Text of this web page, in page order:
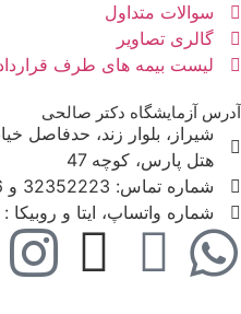
سوالات متداول
گالری تصاویر
لیست بیمه های طرف
آدرس آزمایشگاه دکتر صالحی
شیراز، بلوار زند، حدفاصل
هتل پارس، کوچه 47
شماره تماس: 32352223 و 32309486
شماره واتساپ، ایتا و روبیکا : 09940869213